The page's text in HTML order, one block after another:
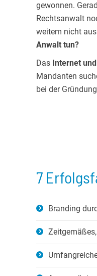
gewonnen.
Rechtsanwalt
weitem nicht
Anwalt tun?
Das Internet
Mandanten
bei der
7
Branding